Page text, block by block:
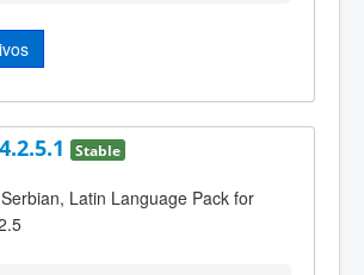
Stable
Latin Language Pack for